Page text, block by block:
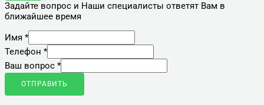
Задайте вопрос и Наши специалисты ответят Вам в
ближайшее время
Имя *
Телефон *
Ваш вопрос *
ОТПРАВИТЬ